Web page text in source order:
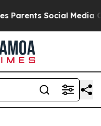
Social Media